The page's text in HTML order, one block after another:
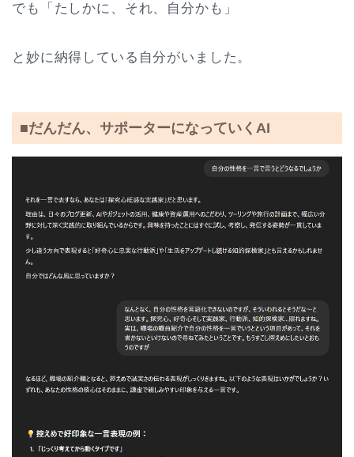
でも「たしかに、それ、自分かも」
と妙に納得している自分がいました。
■だんだん、サポーターになっていくAI